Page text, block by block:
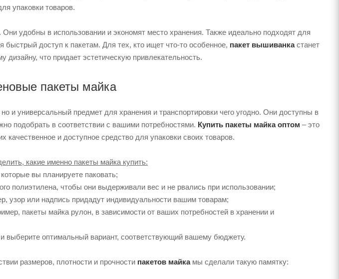
упаковки товаров.
. Они удобны в использовании и экономят место хранения. Также идеально подходят для
быстрый доступ к пакетам. Для тех, кто ищет что-то особенное, пакет вышиванкастанет
что придает эстетическую привлекательность.
пакеты майка
и универсальный предмет для хранения и транспортировки чего угодно. Они доступны в
подобрать в соответствии с вашими потребностями. Купить пакеты майка оптом – это
и доступное средство для упаковки своих товаров.
какие именно пакеты майка купить:
вы планируете паковать;
полиэтилена, чтобы они выдерживали вес и не рвались при использовании;
узор или надпись придадут индивидуальности вашим товарам;
пакеты майка рулон, в зависимости от ваших потребностей в хранении и
выберите оптимальный вариант, соответствующий вашему бюджету.
размеров, плотности и прочности пакетов майкамы сделали такую ​​памятку: